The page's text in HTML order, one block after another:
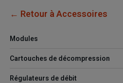
← Retour à Accessoires
Modules
Cartouches de décompression
Régulateurs de débit